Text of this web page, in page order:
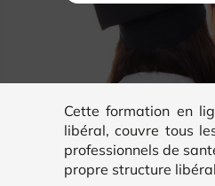
Cette formation en
libéral, couvre tous
professionnels de
propre structure